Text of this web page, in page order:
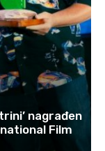
nagrađen
Film